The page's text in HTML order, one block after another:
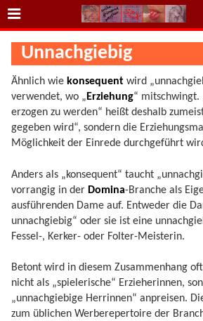
Unnachgiebig
Ähnlich wie konsequent wird
verwendet, wo „Erziehung“ mitschwingt.
erzogen zu werden“ heißt deshalb
gegeben wird“, sondern die
Möglichkeit der Einrede durchgeführt
Anders als „konsequent“ taucht
vorrangig in der Domina-Branche als
ausführenden Dame auf. Entweder die
unnachgiebig“ oder sie ist eine
Fessel-, Kerker- oder Folter-Meisterin.
Betont wird in diesem Zusammenhang
nicht als „spielerische“ Erzieherinnen,
„unnachgiebige Herrinnen“ anpreisen.
zum üblichen Werberepertoire der